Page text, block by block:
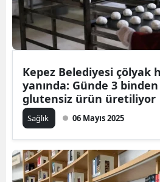
Kepez Belediyesi çölyak
yanında: Günde 3
glutensiz ürün üretiliyor
Sağlık 06 Mayıs 2025